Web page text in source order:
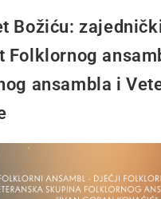
Božiću:
Folklornog
ansambla i